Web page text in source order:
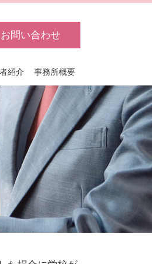
お問い合わせ
紹介 事務所概要